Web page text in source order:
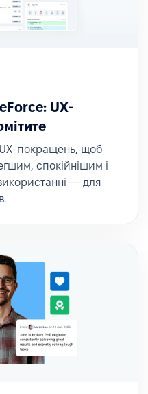
UX-
покращень, щоб
спокійнішим і
— для